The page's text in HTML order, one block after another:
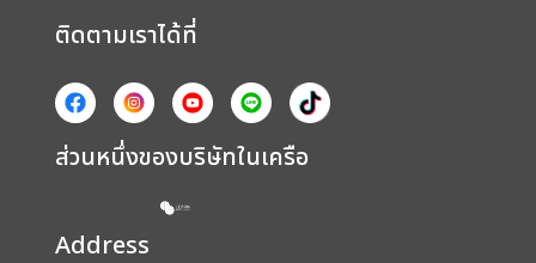
ติดตามเราได้ที่
ส่วนหนึ่งของบริษัทในเครือ
Address